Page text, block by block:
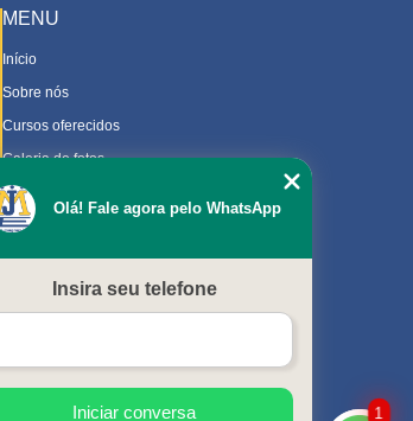
MENU
Início
Sobre nós
Cursos oferecidos
Galeria de fotos
Contato
Trabalhe Conosco
Downloads
1
Olá! Fale agora pelo WhatsApp
Insira seu telefone
Iniciar conversa